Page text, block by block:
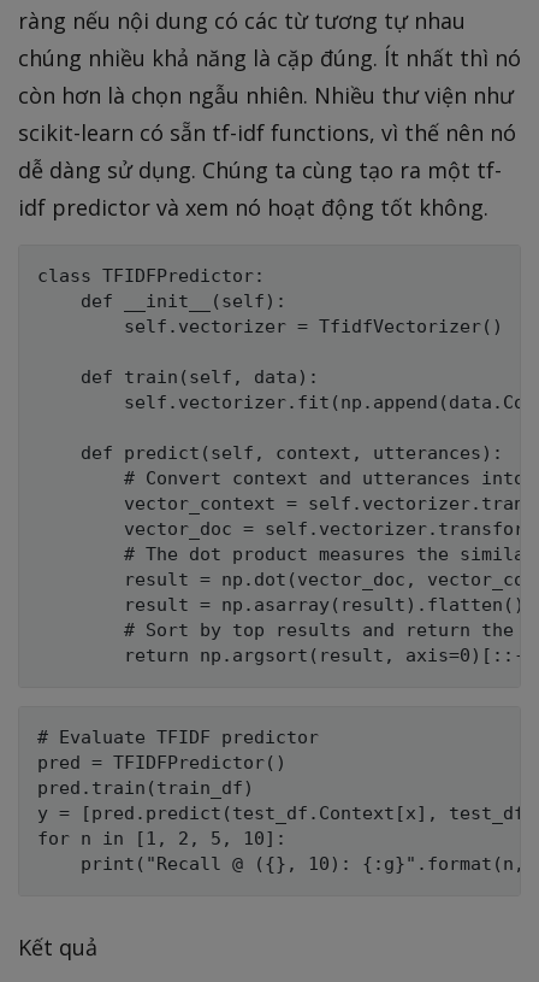
ràng nếu nội dung có các từ tương tự nhau
chúng nhiều khả năng là cặp đúng. Ít nhất thì nó
còn hơn là chọn ngẫu nhiên. Nhiều thư viện như
scikit-learn có sẵn tf-idf functions, vì thế nên nó
dễ dàng sử dụng. Chúng ta cùng tạo ra một tf-
idf predictor và xem nó hoạt động tốt không.
class TFIDFPredictor:
    def __init__(self):
        self.vectorizer = TfidfVectorizer()
    def train(self, data):
    def predict(self, context, utterances):
# Convert context and utterances into
vector_context =
vector_doc =
# The dot product measures the
result = np.dot(vector_doc,
        result = np.asarray(result).flatten()
# Sort by top results and return the
# Evaluate TFIDF predictor
pred = TFIDFPredictor()
pred.train(train_df)
y = [pred.predict(test_df.Context[x],
for n in [1, 2, 5, 10]:
Kết quả